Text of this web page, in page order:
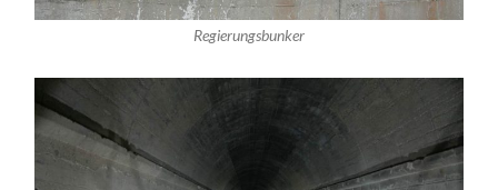
Regierungsbunker